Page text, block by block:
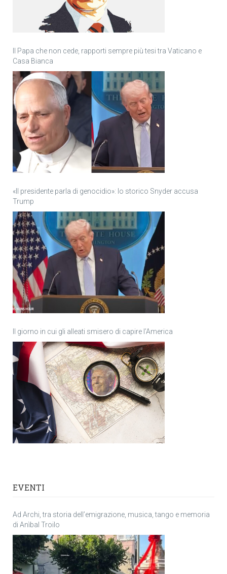
Il Papa che non cede, rapporti sempre più tesi tra Vaticano e
Casa Bianca
«Il presidente parla di genocidio»: lo storico Snyder accusa
Trump
Il giorno in cui gli alleati smisero di capire l’America
EVENTI
Ad Archi, tra storia dell’emigrazione, musica, tango e memoria
di Anìbal Troilo